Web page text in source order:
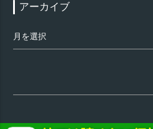
アーカイブ
ー
索: